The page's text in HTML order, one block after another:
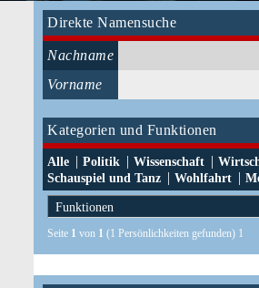
Direkte Namensuche
Nachname
Vorname
Kategorien und Funktionen
Alle | Politik | Wissenschaft |
Schauspiel und Tanz | Wohlfahrt |
Seite 1 von 1 (1 Persönlichkeiten gefunden) 1